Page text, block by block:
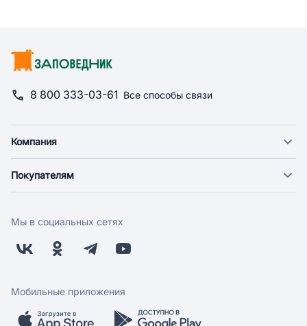
8 800 333-03-61 Все способы связи
Компания
Новости
Поставщикам
Заводчикам
Обратная связь
Покупателям
Оплата
Бонусная программа
Скидки и акции
Мобильное приложение
Мы в социальных сетях
Мобильные приложения